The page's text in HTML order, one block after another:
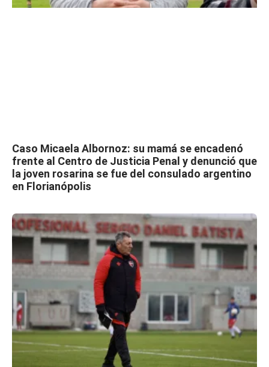
Caso Micaela Albornoz: su mamá se encadenó
frente al Centro de Justicia Penal y denunció que
la joven rosarina se fue del consulado argentino
en Florianópolis